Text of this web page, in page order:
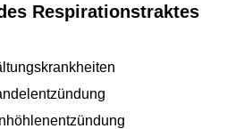
Respirationstraktes